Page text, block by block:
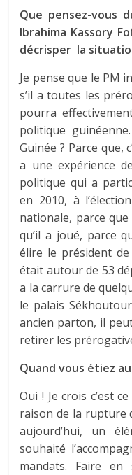
Que pensez-vous
Ibrahima Kassory
décrisper la
Je pense que le PM
s’il a toutes les
pourra
politique
Guinée ? Parce que,
a une expérience
politique qui a
en 2010, à
nationale, parce que
qu’il a joué, parce
élire le président de
était autour de 53
a la carrure de
le palais
ancien parton, il
retirer les
Quand vous étiez
Oui ! Je crois c’est
raison de la rupture
aujourd’hui, un
souhaité
mandats. Faire